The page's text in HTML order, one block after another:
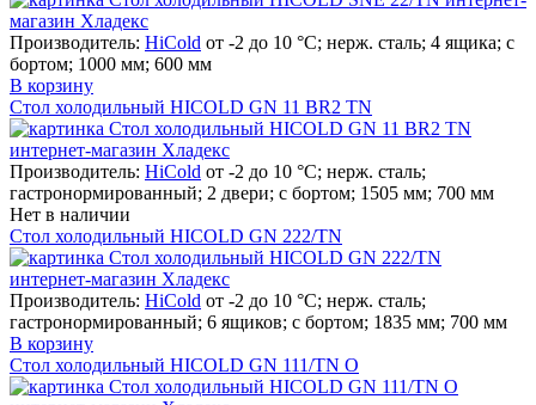
Производитель: HiCold от -2 до 10 °С; нерж. сталь; 4 ящика; с
бортом; 1000 мм; 600 мм
В корзину
Стол холодильный HICOLD GN 11 BR2 TN
Производитель: HiCold от -2 до 10 °С; нерж. сталь;
гастронормированный; 2 двери; с бортом; 1505 мм; 700 мм
Нет в наличии
Стол холодильный HICOLD GN 222/TN
Производитель: HiCold от -2 до 10 °С; нерж. сталь;
гастронормированный; 6 ящиков; с бортом; 1835 мм; 700 мм
В корзину
Стол холодильный HICOLD GN 111/TN O